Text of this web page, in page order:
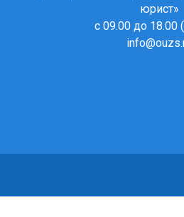
юрист»
с 09.00 до 18.00